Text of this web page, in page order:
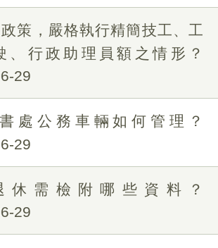
策，嚴格執行精簡技工、工
、行政助理員額之情形？
29
處公務車輛如何管理？
29
休需檢附哪些資料？
29